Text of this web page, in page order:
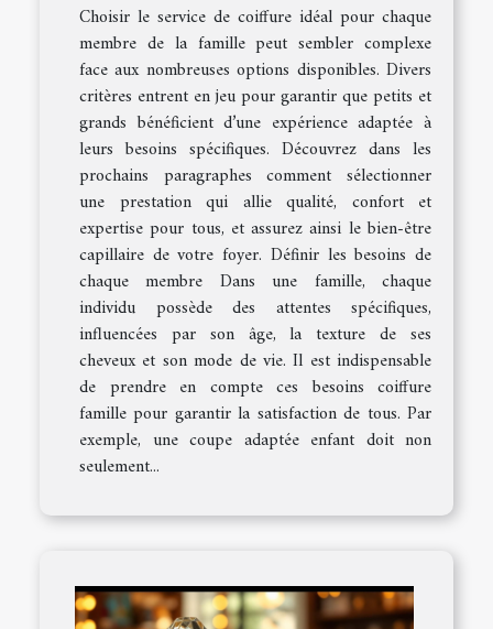
Choisir le service de coiffure idéal pour chaque
membre de la famille peut sembler complexe
face aux nombreuses options disponibles. Divers
critères entrent en jeu pour garantir que petits et
grands bénéficient d’une expérience adaptée à
leurs besoins spécifiques. Découvrez dans les
prochains paragraphes comment sélectionner
une prestation qui allie qualité, confort et
expertise pour tous, et assurez ainsi le bien-être
capillaire de votre foyer. Définir les besoins de
chaque membre Dans une famille, chaque
individu possède des attentes spécifiques,
influencées par son âge, la texture de ses
cheveux et son mode de vie. Il est indispensable
de prendre en compte ces besoins coiffure
famille pour garantir la satisfaction de tous. Par
exemple, une coupe adaptée enfant doit non
seulement...